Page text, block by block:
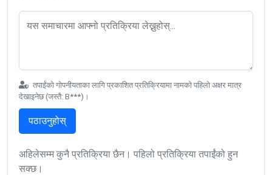
तपाईंको गोपनीयताका लागि प्रकाशित प्रतिक्रियामा नामको पहिलो अक्षर मात्र
देखाइनेछ (जस्तै: B***)।
पठाउनुहोस्
अहिलेसम्म कुनै प्रतिक्रिया छैन। पहिलो प्रतिक्रिया तपाईंको हुन
सक्छ।